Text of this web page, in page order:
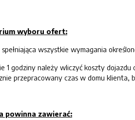
wyboru ofert:
wszystkie wymagania
1 godziny należy wliczyć koszty dojazdu
przepracowany czas w domu klienta,
powinna zawierać: